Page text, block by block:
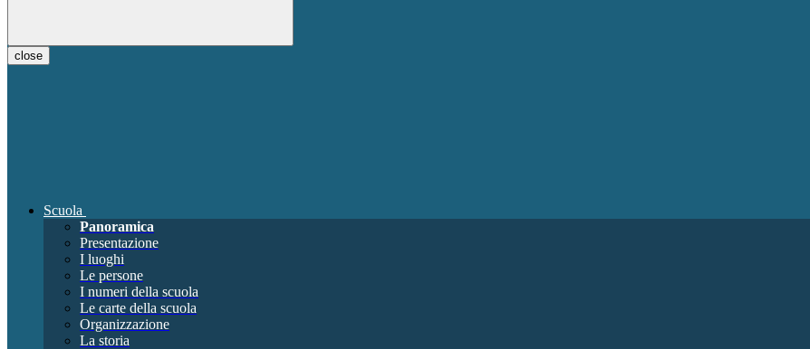
close
Scuola
Panoramica
Presentazione
I luoghi
Le persone
I numeri della scuola
Le carte della scuola
Organizzazione
La storia